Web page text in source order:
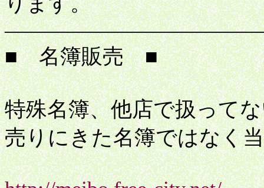
■ 名簿販売 ■
特殊名簿、他店で扱って
売りにきた名簿ではなく